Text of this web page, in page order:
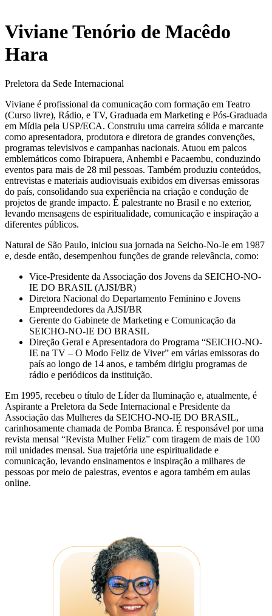
Viviane Tenório de Macêdo
Hara
Preletora da Sede Internacional
Viviane é profissional da comunicação com formação em Teatro
(Curso livre), Rádio, e TV, Graduada em Marketing e Pós-Graduada
em Mídia pela USP/ECA. Construiu uma carreira sólida e marcante
como apresentadora, produtora e diretora de grandes convenções,
programas televisivos e campanhas nacionais. Atuou em palcos
emblemáticos como Ibirapuera, Anhembi e Pacaembu, conduzindo
eventos para mais de 28 mil pessoas. Também produziu conteúdos,
entrevistas e materiais audiovisuais exibidos em diversas emissoras
do país, consolidando sua experiência na criação e condução de
projetos de grande impacto. É palestrante no Brasil e no exterior,
levando mensagens de espiritualidade, comunicação e inspiração a
diferentes públicos.
Natural de São Paulo, iniciou sua jornada na Seicho-No-Ie em 1987
e, desde então, desempenhou funções de grande relevância, como:
Vice-Presidente da Associação dos Jovens da SEICHO-NO-
IE DO BRASIL (AJSI/BR)
Diretora Nacional do Departamento Feminino e Jovens
Empreendedores da AJSI/BR
Gerente do Gabinete de Marketing e Comunicação da
SEICHO-NO-IE DO BRASIL
Direção Geral e Apresentadora do Programa “SEICHO-NO-
IE na TV – O Modo Feliz de Viver” em várias emissoras do
país ao longo de 14 anos, e também dirigiu programas de
rádio e periódicos da instituição.
Em 1995, recebeu o título de Líder da Iluminação e, atualmente, é
Aspirante a Preletora da Sede Internacional e Presidente da
Associação das Mulheres da SEICHO-NO-IE DO BRASIL,
carinhosamente chamada de Pomba Branca. É responsável por uma
revista mensal “Revista Mulher Feliz” com tiragem de mais de 100
mil unidades mensal. Sua trajetória une espiritualidade e
comunicação, levando ensinamentos e inspiração a milhares de
pessoas por meio de palestras, eventos e agora também em aulas
online.